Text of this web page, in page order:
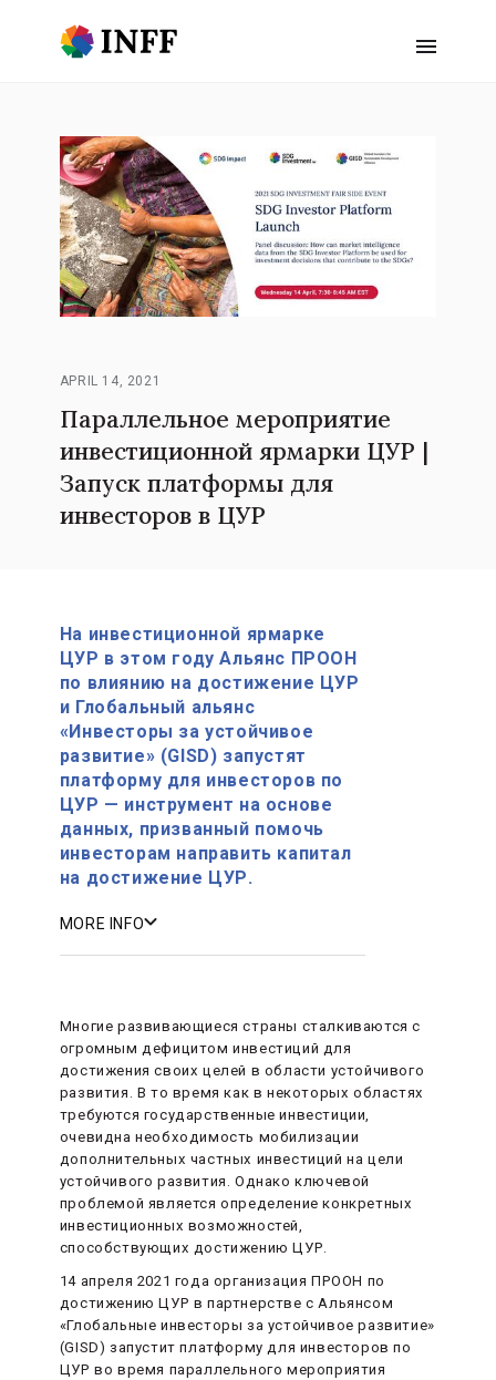
APRIL 14, 2021
Параллельное мероприятие
инвестиционной ярмарки ЦУР |
Запуск платформы для
инвесторов в ЦУР
На инвестиционной ярмарке
ЦУР в этом году Альянс ПРООН
по влиянию на достижение ЦУР
и Глобальный альянс
«Инвесторы за устойчивое
развитие» (GISD) запустят
платформу для инвесторов по
ЦУР — инструмент на основе
данных, призванный помочь
инвесторам направить капитал
на достижение ЦУР.
MORE INFO
Многие развивающиеся страны сталкиваются с
огромным дефицитом инвестиций для
достижения своих целей в области устойчивого
развития. В то время как в некоторых областях
требуются государственные инвестиции,
очевидна необходимость мобилизации
дополнительных частных инвестиций на цели
устойчивого развития. Однако ключевой
проблемой является определение конкретных
инвестиционных возможностей,
способствующих достижению ЦУР.
14 апреля 2021 года организация ПРООН по
достижению ЦУР в партнерстве с Альянсом
«Глобальные инвесторы за устойчивое развитие»
(GISD) запустит платформу для инвесторов по
ЦУР во время параллельного мероприятия